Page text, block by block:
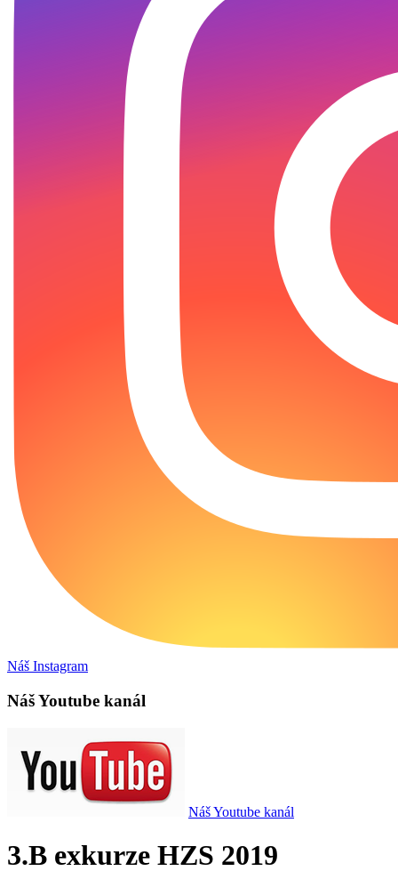
Náš Instagram
Náš Youtube kanál
Náš Youtube kanál
3.B exkurze HZS 2019